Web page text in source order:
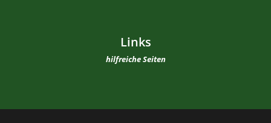
Links
hilfreiche Seiten